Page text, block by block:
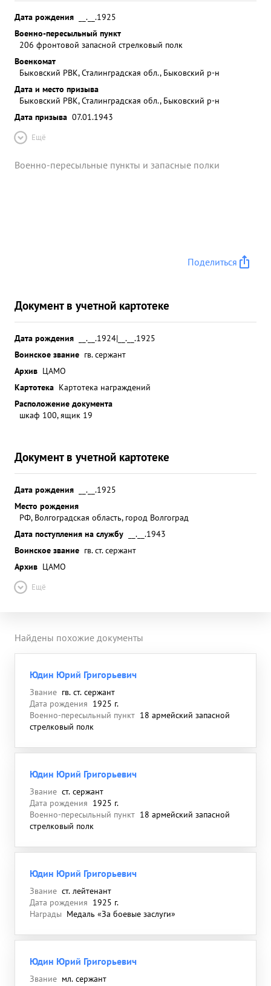
Дата рождения
__.__.1925
Военно-пересыльный пункт
206 фронтовой запасной стрелковый полк
Военкомат
Быковский РВК, Сталинградская обл., Быковский р-н
Дата и место призыва
Быковский РВК, Сталинградская обл., Быковский р-н
Дата призыва 07.01.1943
Ещё
Военно-пересыльные пункты и запасные полки
Поделиться
Документ в учетной картотеке
Дата рождения
__.__.1924|__.__.1925
Воинское звание гв. сержант
Архив ЦАМО
Картотека Картотека награждений
Расположение документа
шкаф 100, ящик 19
Документ в учетной картотеке
Дата рождения
__.__.1925
Место рождения
РФ, Волгоградская область, город Волгоград
Дата поступления на службу
__.__.1943
Воинское звание гв. ст. сержант
Архив ЦАМО
Ещё
Найдены похожие документы
Юдин Юрий Григорьевич
Звание гв. ст. сержант
Дата рождения 1925 г.
Военно-пересыльный пункт 18 армейский запасной
стрелковый полк
Юдин Юрий Григорьевич
Звание ст. сержант
Дата рождения 1925 г.
Военно-пересыльный пункт 18 армейский запасной
стрелковый полк
Юдин Юрий Григорьевич
Звание ст. лейтенант
Дата рождения 1925 г.
Награды Медаль «За боевые заслуги»
Юдин Юрий Григорьевич
Звание мл. сержант